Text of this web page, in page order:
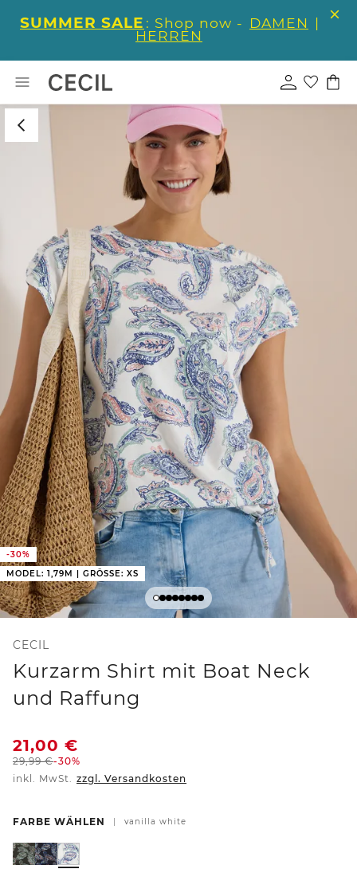
SUMMER SALE : Shop now - DAMEN |
HERREN
-30%
MODEL: 1,79M | GRÖSSE: XS
CECIL
Kurzarm Shirt mit Boat Neck
und Raffung
21,00 €
29,99€-30%
inkl. MwSt. zzgl. Versandkosten
FARBE WÄHLEN vanilla white